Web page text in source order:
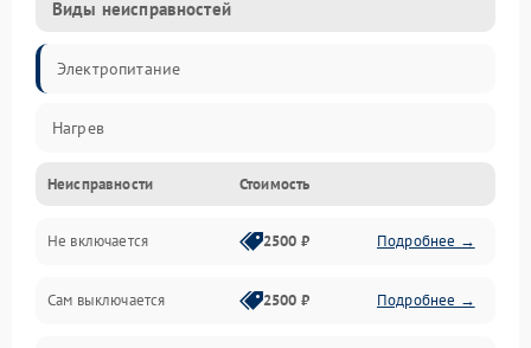
Виды неисправностей
Электропитание
Нагрев
Неисправности Стоимость
Не включается 2500 ₽ Подробнее →
Сам выключается 2500 ₽ Подробнее →